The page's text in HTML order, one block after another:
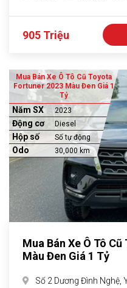
905 Triệu
Mua Bán Xe Ô Tô Cũ Toyota
Fortuner 2023 Màu Đen Giá 1
Tỷ
Năm SX 2023
Động cơ Diesel
Hộp số Số tự động
Odo 30,000 km
Mua Bán Xe Ô Tô
Màu Đen Giá 1 Tỷ
Số 2 Dương Đình Nghệ,